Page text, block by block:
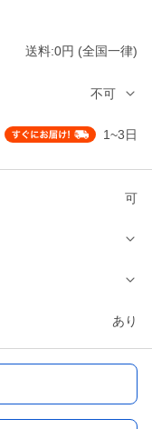
送料:0円 (全国一律)
不可
1~3日
可
あり